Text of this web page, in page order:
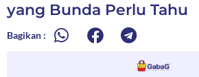
yang Bunda Perlu Tahu
Bagikan :